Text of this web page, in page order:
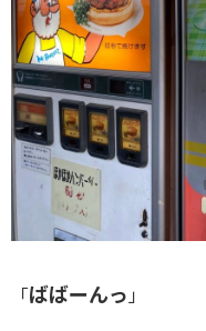
「ばばーんっ 」